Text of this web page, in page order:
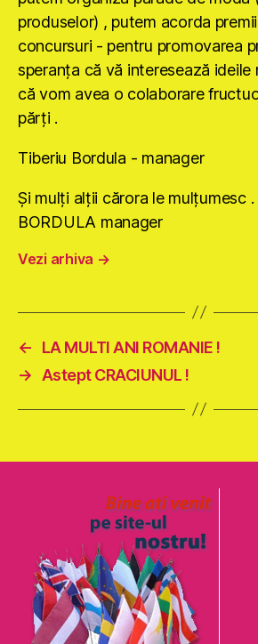
produselor) , putem acorda
concursuri - pentru promovarea
speranţa că vă interesează ideile
că vom avea o colaborare
părţi .
Tiberiu Bordula - manager
Şi mulţi alţii cărora le mulţumesc .
BORDULA manager
Vezi arhiva →
←
LA MULTI ANI ROMANIE !
→
Astept CRACIUNUL !